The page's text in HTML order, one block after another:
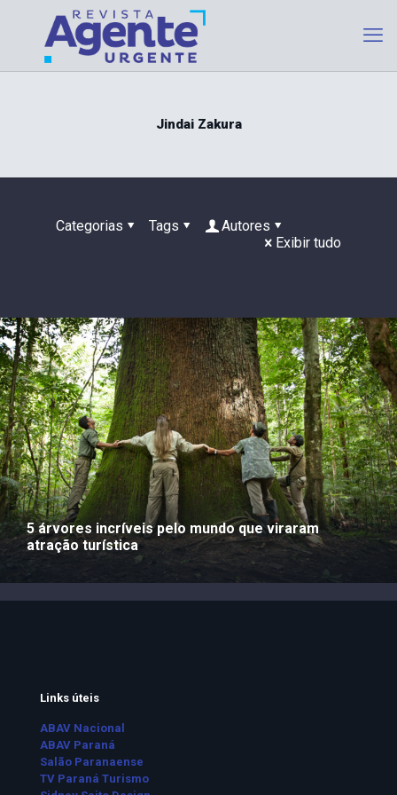
Jindai Zakura
Categorias Tags
Autores
Exibir tudo
5 árvores incríveis pelo mundo que viraram
atração turística
Links úteis
ABAV Nacional
ABAV Paraná
Salão Paranaense
TV Paraná Turismo